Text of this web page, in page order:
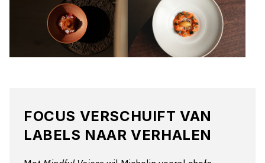
FOCUS VERSCHUIFT VAN
LABELS NAAR VERHALEN